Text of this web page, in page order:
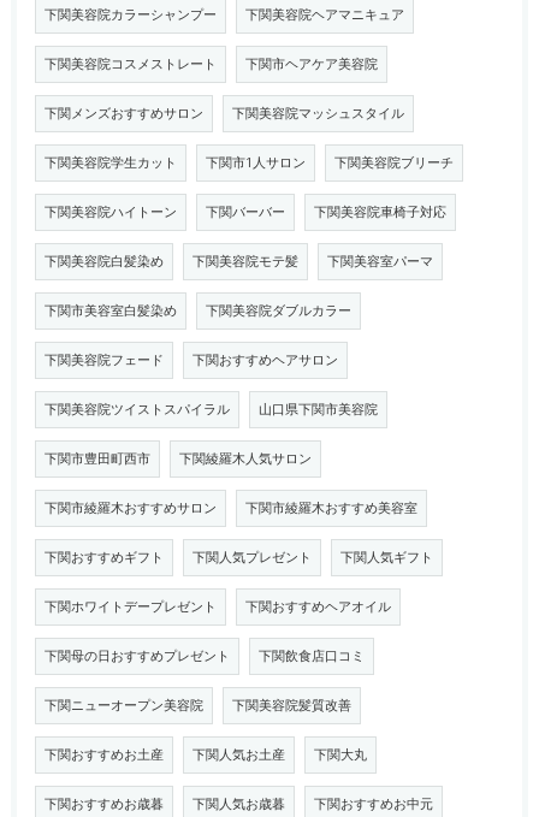
下関美容院カラーシャンプー 下関美容院ヘアマニキュア
下関美容院コスメストレート 下関市ヘアケア美容院
下関メンズおすすめサロン 下関美容院マッシュスタイル
下関美容院学生カット 下関市1人サロン 下関美容院ブリーチ
下関美容院ハイトーン 下関バーバー 下関美容院車椅子対応
下関美容院白髪染め 下関美容院モテ髪 下関美容室パーマ
下関市美容室白髪染め 下関美容院ダブルカラー
下関美容院フェード 下関おすすめヘアサロン
下関美容院ツイストスパイラル 山口県下関市美容院
下関市豊田町西市 下関綾羅木人気サロン
下関市綾羅木おすすめサロン 下関市綾羅木おすすめ美容室
下関おすすめギフト 下関人気プレゼント 下関人気ギフト
下関ホワイトデープレゼント 下関おすすめヘアオイル
下関母の日おすすめプレゼント 下関飲食店口コミ
下関ニューオープン美容院 下関美容院髪質改善
下関おすすめお土産 下関人気お土産 下関大丸
下関おすすめお歳暮 下関人気お歳暮 下関おすすめお中元